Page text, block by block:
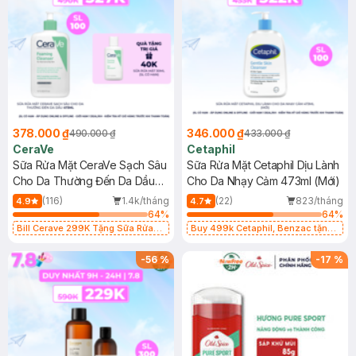
378.000 ₫490.000 ₫
CeraVe
Sữa Rửa Mặt CeraVe Sạch Sâu
Cho Da Thường Đến Da Dầu
473ml
4.9 (116)
1.4k/tháng
64%
Bill Cerave 299K Tặng Sữa Rửa
346.000 ₫433.000 ₫
Cetaphil
Sữa Rửa Mặt Cetaphil Dịu Lành
Cho Da Nhạy Cảm 473ml (Mới)
4.7 (22)
823/tháng
64%
Buy 499k Cetaphil, Benzac tặng
-56% -17 %